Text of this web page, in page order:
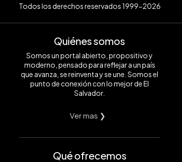
Todos los derechos reservados 1999-2026
Quiénes somos
Somos un portal abierto, propositivo y
moderno, pensado para reflejar a un país
que avanza, se reinventa y se une. Somos el
punto de conexión con lo mejor de El
Salvador.
Ver mas ❯
Qué ofrecemos